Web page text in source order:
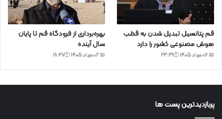
قم پتانسیل تبدیل شدن به قطب
هوش مصنوعی کشور را دارد
📅 06 مرداد 1405 🕙23:31
بهره‌برداری از فرودگاه قم تا پایان
سال آینده
📅 02 مرداد 1405 🕙18:47
پربازدیدترین پست ها